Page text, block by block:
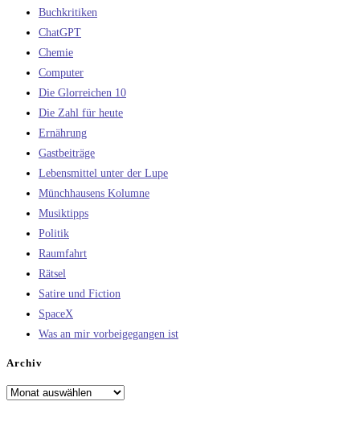
Buchkritiken
ChatGPT
Chemie
Computer
Die Glorreichen 10
Die Zahl für heute
Ernährung
Gastbeiträge
Lebensmittel unter der Lupe
Münchhausens Kolumne
Musiktipps
Politik
Raumfahrt
Rätsel
Satire und Fiction
SpaceX
Was an mir vorbeigegangen ist
Archiv
Archiv